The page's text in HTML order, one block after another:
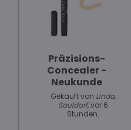
Präzisions-
Concealer -
Neukunde
Gekauft von Linda,
Sauldorf, vor 6
Stunden.